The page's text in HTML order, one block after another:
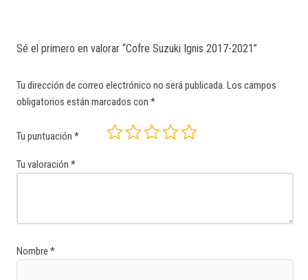
Sé el primero en valorar “Cofre Suzuki Ignis 2017-2021”
Tu dirección de correo electrónico no será publicada. Los campos
obligatorios están marcados con *
Tu puntuación *
Tu valoración *
Nombre *